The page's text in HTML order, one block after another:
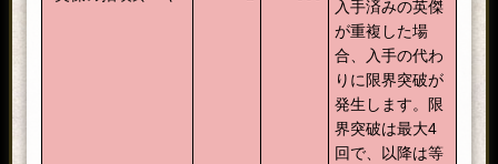
入手済みの英傑
が重複した場
合、入手の代わ
りに限界突破が
発生します。限
界突破は最大4
回で、以降は等